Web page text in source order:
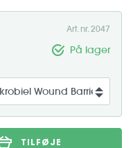
Art. nr. 2047
På lager
TILFØJE